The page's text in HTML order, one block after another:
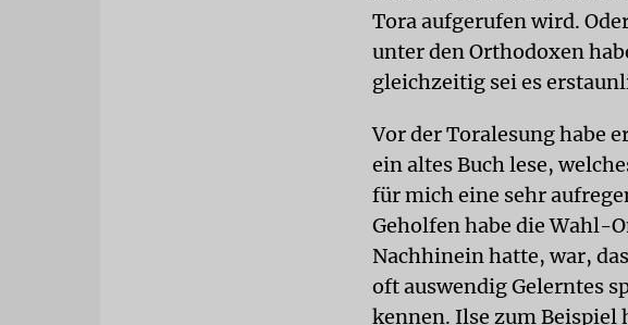
Tora aufgerufen wird.
unter den Orthodoxen
gleichzeitig sei es
Vor der Toralesung habe
ein altes Buch lese,
für mich eine sehr
Geholfen habe die Wahl-
Nachhinein hatte, war,
oft auswendig Gelerntes
kennen. Ilse zum Beispiel